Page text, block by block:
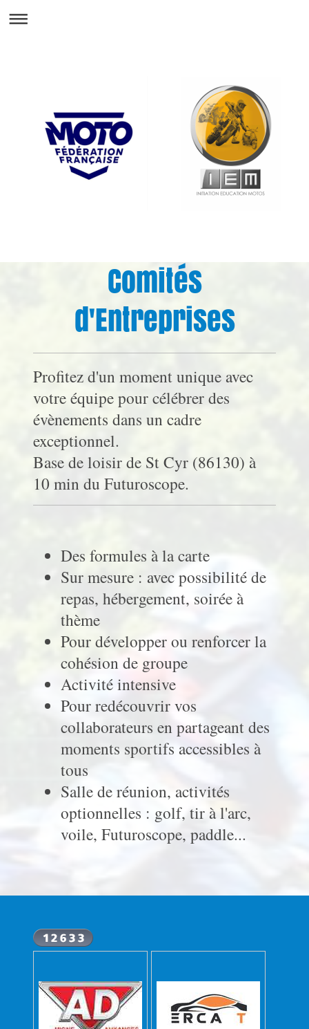
Comités
d'Entreprises
Profitez d'un moment unique avec
votre équipe pour célébrer des
évènements dans un cadre
exceptionnel.
Base de loisir de St Cyr (86130) à
10 min du Futuroscope.
Des formules à la carte
Sur mesure : avec possibilité de
repas, hébergement, soirée à
thème
Pour développer ou renforcer la
cohésion de groupe
Activité intensive
Pour redécouvrir vos
collaborateurs en partageant des
moments sportifs accessibles à
tous
Salle de réunion, activités
optionnelles : golf, tir à l'arc,
voile, Futuroscope, paddle...